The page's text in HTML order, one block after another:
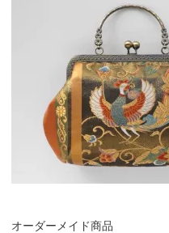
オーダーメイド商品